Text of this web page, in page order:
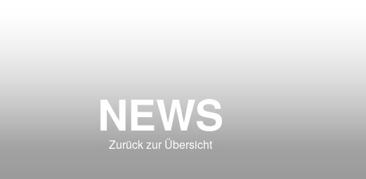
NEWS
Zurück zur Übersicht